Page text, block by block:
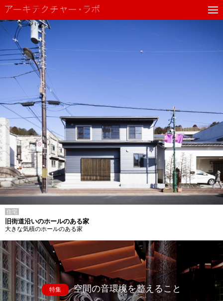
住宅
旧街道沿いのホールのある家
大きな気積のホールのある家
特集 空間の音環境を整えること